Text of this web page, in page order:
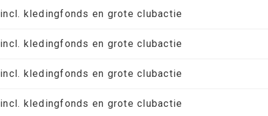
incl. kledingfonds en grote clubactie
incl. kledingfonds en grote clubactie
incl. kledingfonds en grote clubactie
incl. kledingfonds en grote clubactie